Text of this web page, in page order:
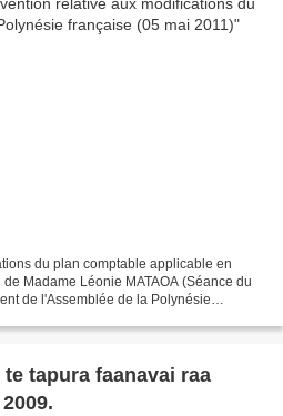
du plan comptable applicable en
Madame Léonie MATAOA (Séance du
de l'Assemblée de la Polynésie
tapura faanavai raa